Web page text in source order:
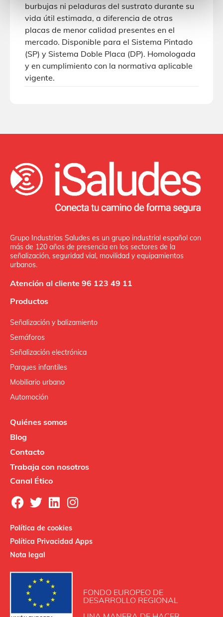
burbujas ni peladuras del sustrato durante su
vida útil estimada, a diferencia de otras
placas de menor calidad presentes en el
mercado. Disponible para el Sistema Pintado
(SP) y Sistema Doble Placa (DP). Homologada
y en cumplimiento con la normativa aplicable
vigente.
Grupo Industrias Saludes es un grupo industrial español con
más de 120 años de presencia en los sectores de la
señalización, seguridad vial, movilidad y equipamientos
urbanos.
Atención al cliente 96 123 49 11
Productos
Señalización y balizamiento
Semáforos
Señalización electrónica
Parques infantiles
Mobiliario urbano
Automoción
Quiénes somos
Blog
Contacto
Trabaja con nosotros
Canal Ético
Política de cookies
Política Privacidad Apps
Nota legal
FONDO EUROPEO DE
DESARROLLO REGIONAL